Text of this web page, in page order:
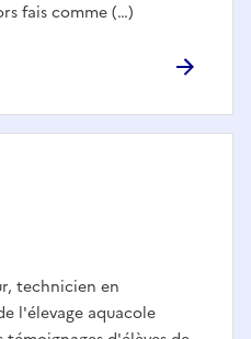
fais comme (…)
technicien en
l'élevage aquacole